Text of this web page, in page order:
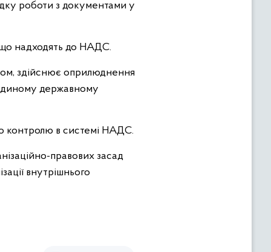
роботи з документами у
що надходять до НАДС.
здійснює оприлюднення
державному
контролю в системі НАДС.
правових засад
внутрішнього